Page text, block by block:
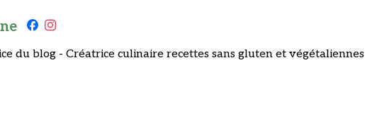
du blog - Créatrice culinaire recettes sans gluten et végétaliennes